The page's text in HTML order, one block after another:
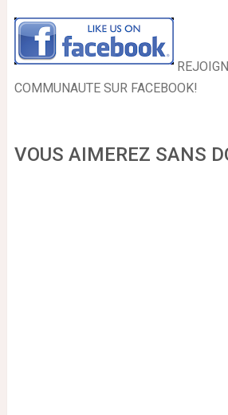
COMMUNAUTE SUR FACEBOOK!
VOUS AIMEREZ SANS